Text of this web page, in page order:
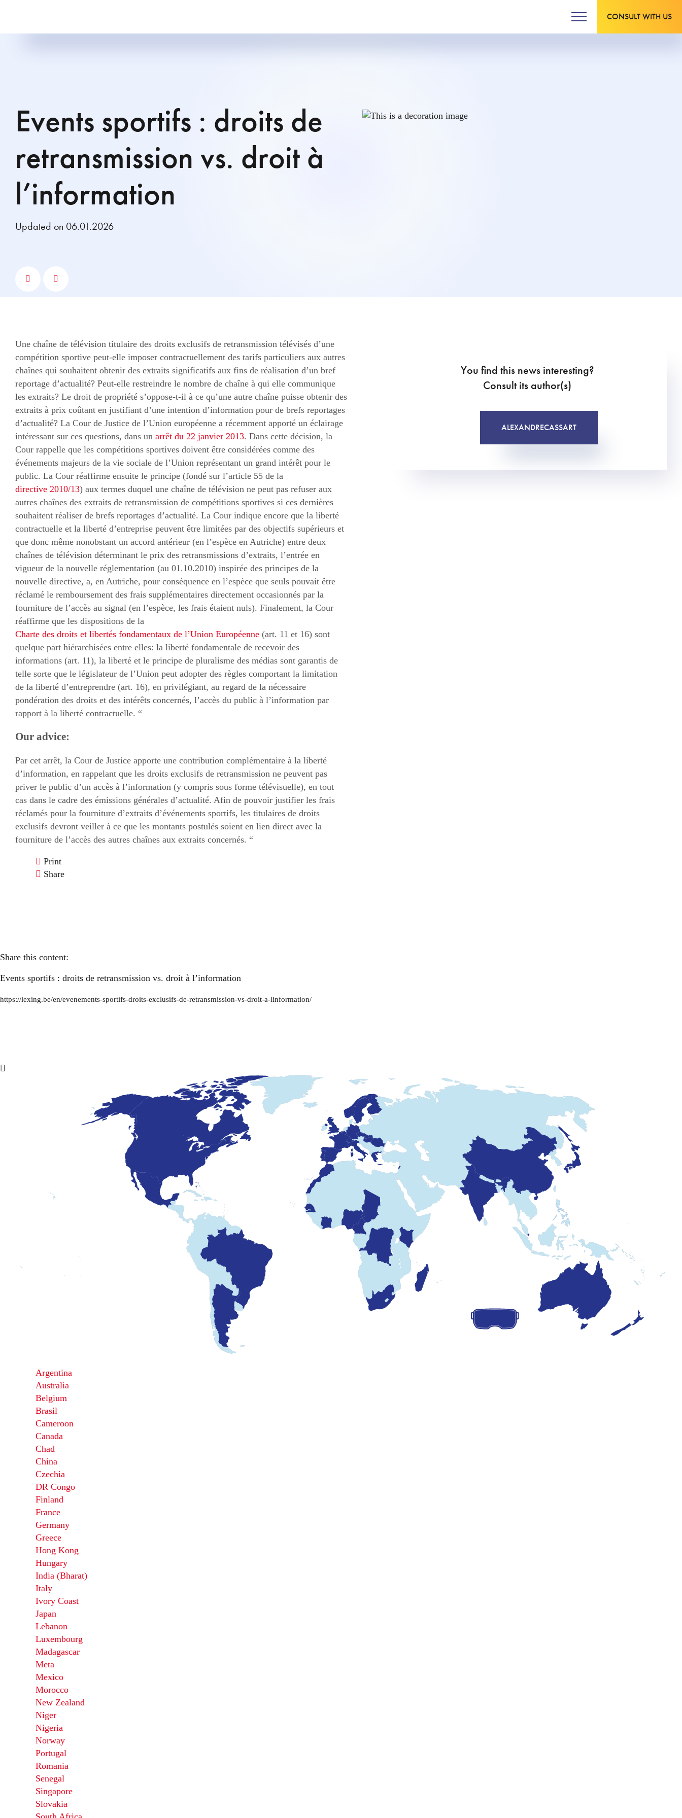
CONSULT WITH US
Events sportifs : droits de
retransmission vs. droit à
l’information
Updated on 06.01.2026
Une chaîne de télévision titulaire des droits exclusifs de retransmission télévisés d’une
compétition sportive peut-elle imposer contractuellement des tarifs particuliers aux autres
chaînes qui souhaitent obtenir des extraits significatifs aux fins de réalisation d’un bref
reportage d’actualité? Peut-elle restreindre le nombre de chaîne à qui elle communique
les extraits? Le droit de propriété s’oppose-t-il à ce qu’une autre chaîne puisse obtenir des
extraits à prix coûtant en justifiant d’une intention d’information pour de brefs reportages
d’actualité? La Cour de Justice de l’Union européenne a récemment apporté un éclairage
intéressant sur ces questions, dans un arrêt du 22 janvier 2013. Dans cette décision, la
Cour rappelle que les compétitions sportives doivent être considérées comme des
événements majeurs de la vie sociale de l’Union représentant un grand intérêt pour le
public. La Cour réaffirme ensuite le principe (fondé sur l’article 55 de la
directive 2010/13) aux termes duquel une chaîne de télévision ne peut pas refuser aux
autres chaînes des extraits de retransmission de compétitions sportives si ces dernières
souhaitent réaliser de brefs reportages d’actualité. La Cour indique encore que la liberté
contractuelle et la liberté d’entreprise peuvent être limitées par des objectifs supérieurs et
que donc même nonobstant un accord antérieur (en l’espèce en Autriche) entre deux
chaînes de télévision déterminant le prix des retransmissions d’extraits, l’entrée en
vigueur de la nouvelle réglementation (au 01.10.2010) inspirée des principes de la
nouvelle directive, a, en Autriche, pour conséquence en l’espèce que seuls pouvait être
réclamé le remboursement des frais supplémentaires directement occasionnés par la
fourniture de l’accès au signal (en l’espèce, les frais étaient nuls). Finalement, la Cour
réaffirme que les dispositions de la
Charte des droits et libertés fondamentaux de l’Union Européenne (art. 11 et 16) sont
quelque part hiérarchisées entre elles: la liberté fondamentale de recevoir des
informations (art. 11), la liberté et le principe de pluralisme des médias sont garantis de
telle sorte que le législateur de l’Union peut adopter des règles comportant la limitation
de la liberté d’entreprendre (art. 16), en privilégiant, au regard de la nécessaire
pondération des droits et des intérêts concernés, l’accès du public à l’information par
rapport à la liberté contractuelle. “
Our advice:
Par cet arrêt, la Cour de Justice apporte une contribution complémentaire à la liberté
d’information, en rappelant que les droits exclusifs de retransmission ne peuvent pas
priver le public d’un accès à l’information (y compris sous forme télévisuelle), en tout
cas dans le cadre des émissions générales d’actualité. Afin de pouvoir justifier les frais
réclamés pour la fourniture d’extraits d’événements sportifs, les titulaires de droits
exclusifs devront veiller à ce que les montants postulés soient en lien direct avec la
fourniture de l’accès des autres chaînes aux extraits concernés. “
Print
Share
You find this news interesting?
Consult its author(s)
ALEXANDRECASSART
Share this content:
Events sportifs : droits de retransmission vs. droit à l’information
https://lexing.be/en/evenements-sportifs-droits-exclusifs-de-retransmission-vs-droit-a-linformation/
Argentina
Australia
Belgium
Brasil
Cameroon
Canada
Chad
China
Czechia
DR Congo
Finland
France
Germany
Greece
Hong Kong
Hungary
India (Bharat)
Italy
Ivory Coast
Japan
Lebanon
Luxembourg
Madagascar
Meta
Mexico
Morocco
New Zealand
Niger
Nigeria
Norway
Portugal
Romania
Senegal
Singapore
Slovakia